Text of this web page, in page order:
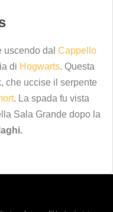
uscendo dal Cappello
di Hogwarts. Questa
che uccise il serpente
. La spada fu vista
Sala Grande dopo la